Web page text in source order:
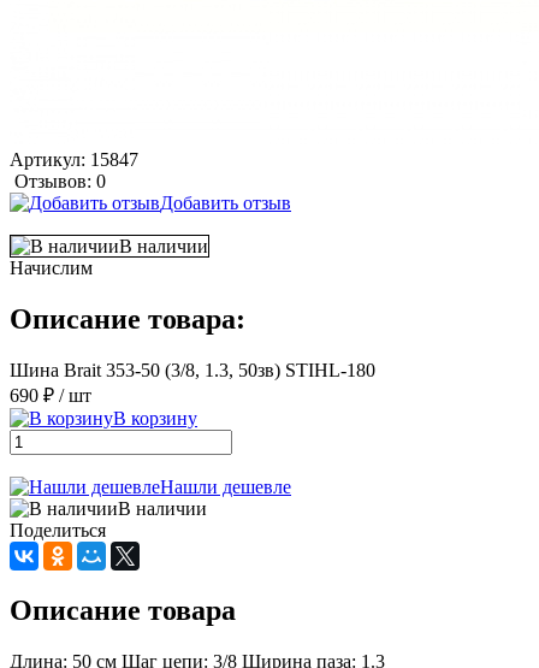
Артикул: 15847
Отзывов: 0
Добавить отзыв
В наличии
Начислим
Описание товара:
Шина Brait 353-50 (3/8, 1.3, 50зв) STIHL-180
690 ₽ / шт
В корзину
Нашли дешевле
В наличии
Поделиться
Описание товара
Длина: 50 см Шаг цепи: 3/8 Ширина паза: 1.3